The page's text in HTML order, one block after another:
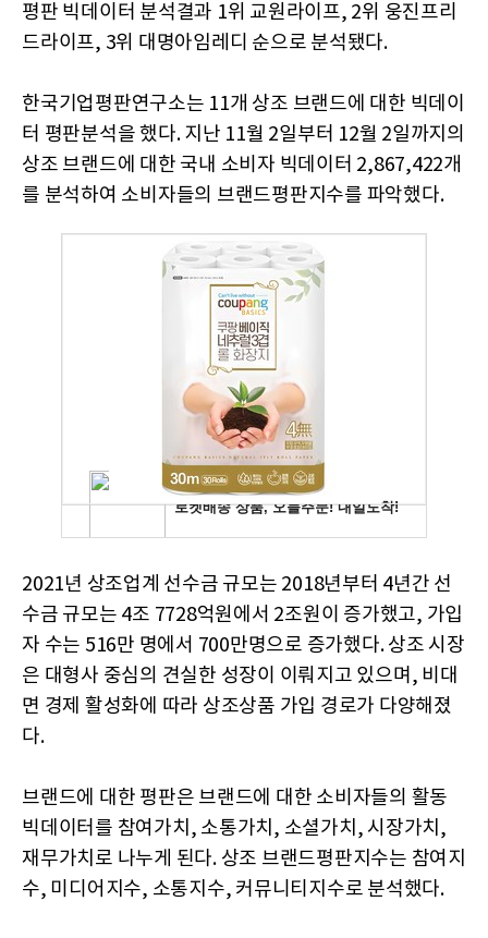
평판 빅데이터 분석결과 1위 교원라이프, 2위 웅진프리
드라이프, 3위 대명아임레디 순으로 분석됐다.
한국기업평판연구소는 11개 상조 브랜드에 대한 빅데이
터 평판분석을 했다. 지난 11월 2일부터 12월 2일까지의
상조 브랜드에 대한 국내 소비자 빅데이터 2,867,422개
를 분석하여 소비자들의 브랜드평판지수를 파악했다.
2021년 상조업계 선수금 규모는 2018년부터 4년간 선
수금 규모는 4조 7728억원에서 2조원이 증가했고, 가입
자 수는 516만 명에서 700만명으로 증가했다. 상조 시장
은 대형사 중심의 견실한 성장이 이뤄지고 있으며, 비대
면 경제 활성화에 따라 상조상품 가입 경로가 다양해졌
다.
브랜드에 대한 평판은 브랜드에 대한 소비자들의 활동
빅데이터를 참여가치, 소통가치, 소셜가치, 시장가치,
재무가치로 나누게 된다. 상조 브랜드평판지수는 참여지
수, 미디어지수, 소통지수, 커뮤니티지수로 분석했다.